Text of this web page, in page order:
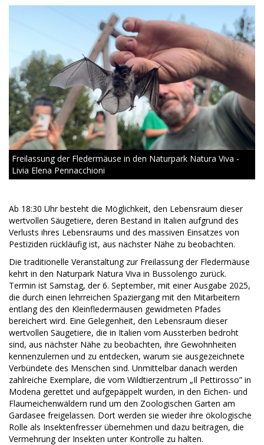
Freilassung der Fledermäuse in den Naturpark Natura Viva -
Livia Elena Pennacchioni
Ab 18:30 Uhr besteht die Möglichkeit, den Lebensraum dieser
wertvollen Säugetiere, deren Bestand in Italien aufgrund des
Verlusts ihres Lebensraums und des massiven Einsatzes von
Pestiziden rückläufig ist, aus nächster Nähe zu beobachten.
Die traditionelle Veranstaltung zur Freilassung der Fledermäuse
kehrt in den Naturpark Natura Viva in Bussolengo zurück.
Termin ist Samstag, der 6. September, mit einer Ausgabe 2025,
die durch einen lehrreichen Spaziergang mit den Mitarbeitern
entlang des den Kleinfledermäusen gewidmeten Pfades
bereichert wird. Eine Gelegenheit, den Lebensraum dieser
wertvollen Säugetiere, die in Italien vom Aussterben bedroht
sind, aus nächster Nähe zu beobachten, ihre Gewohnheiten
kennenzulernen und zu entdecken, warum sie ausgezeichnete
Verbündete des Menschen sind. Unmittelbar danach werden
zahlreiche Exemplare, die vom Wildtierzentrum „Il Pettirosso” in
Modena gerettet und aufgepäppelt wurden, in den Eichen- und
Flaumeichenwäldern rund um den Zoologischen Garten am
Gardasee freigelassen. Dort werden sie wieder ihre ökologische
Rolle als Insektenfresser übernehmen und dazu beitragen, die
Vermehrung der Insekten unter Kontrolle zu halten.